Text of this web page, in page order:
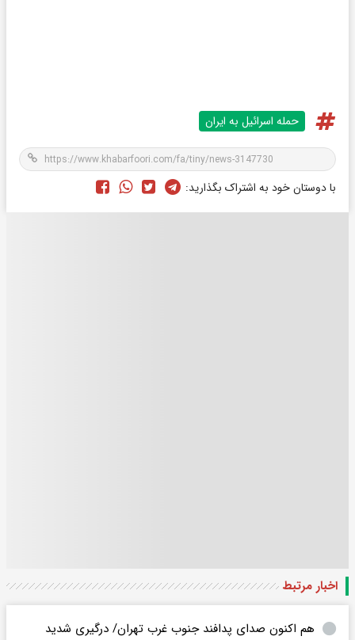
حمله اسرائیل به ایران
با دوستان خود به اشتراک بگذارید:
اخبار مرتبط
هم اکنون صدای پدافند جنوب غرب تهران/ درگیری شدید